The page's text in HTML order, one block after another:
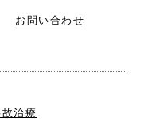
お問い合わせ
治療